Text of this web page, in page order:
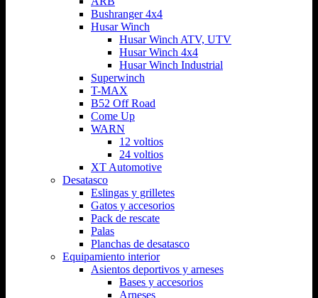
Bushranger 4x4
Husar Winch
Husar Winch ATV, UTV
Husar Winch 4x4
Husar Winch Industrial
Superwinch
T-MAX
B52 Off Road
Come Up
WARN
12 voltios
24 voltios
XT Automotive
Desatasco
Eslingas y grilletes
Gatos y accesorios
Pack de rescate
Palas
Planchas de desatasco
Equipamiento interior
Asientos deportivos y arneses
Bases y accesorios
Arneses